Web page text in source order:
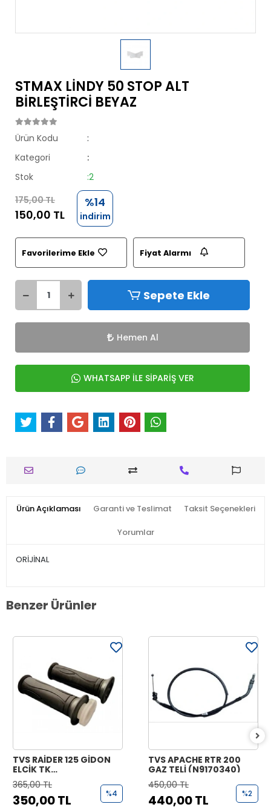
STMAX LİNDY 50 STOP ALT
BİRLEŞTİRCİ BEYAZ
Ürün Kodu
:
Kategori
:
Stok
:2
175,00 TL
150,00 TL
%14
indirim
Favorilerime Ekle Fiyat Alarmı
Sepete Ekle
Hemen Al
WHATSAPP İLE SİPARİŞ VER
Ürün Açıklaması Garanti ve Teslimat Taksit Seçenekleri
Yorumlar
ORİJİNAL
Benzer Ürünler
TVS RAİDER 125 GİDON
ELCİK TK
(N9221070+N9221170)
365,00 TL
350,00 TL %4
TVS APACHE RTR 200
GAZ TELİ (N9170340)
450,00 TL
440,00 TL %2